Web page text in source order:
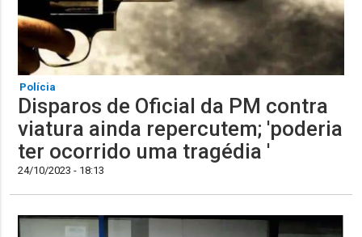
Polícia
Disparos de Oficial da PM contra
viatura ainda repercutem; 'poderia
ter ocorrido uma tragédia '
24/10/2023 - 18:13